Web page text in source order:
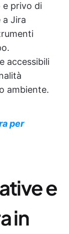
e privo di
a Jira
accessibili
ambiente.
per
e
in